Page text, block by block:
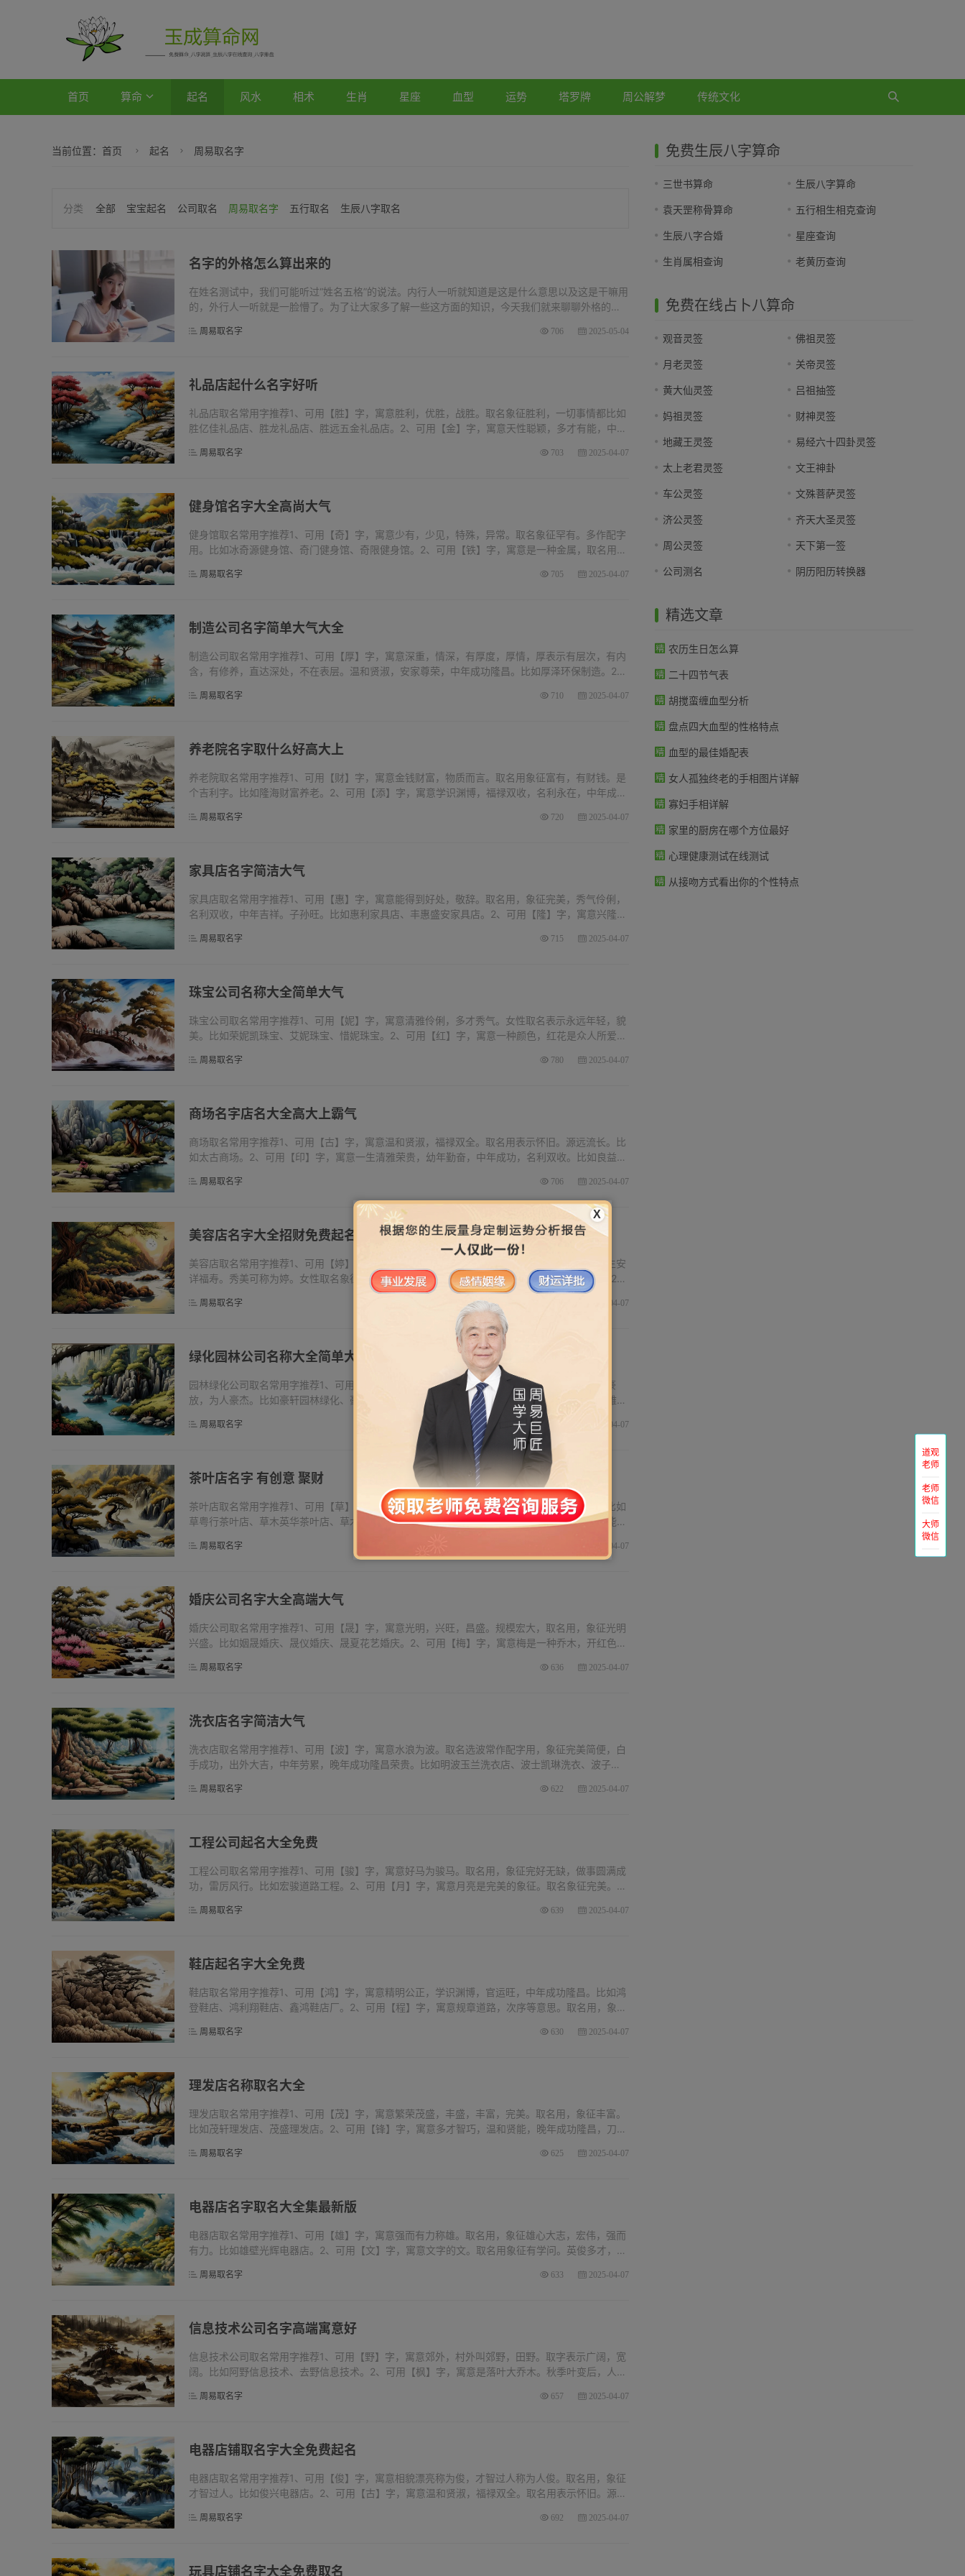
首页 算命 起名 风水 相术 生肖 星座 血型 运势 塔罗牌 周公解梦 传统文化
当前位置： 首页 起名 周易取名字
全部 宝宝起名 公司取名 周易取名字 五行取名 生辰八字取名
名字的外格怎么算出来的
在姓名测试中，我们可能听过“姓名五格”的说法。内行人一听就知道是这是什么意思以及这是干嘛用
的，外行人一听就是一脸懵了。为了让大家多了解一些这方面的知识，今天我们就来聊聊外格的具
格、地格...
周易取名字 706 2025-05-04
礼品店起什么名字好听
礼品店取名常用字推荐1、可用【胜】字，寓意胜利，优胜，战胜。取名象征胜利，一切事情都比如
胜亿佳礼品店、胜龙礼品店、胜远五金礼品店。2、可用【金】字，寓意天性聪颖，多才有能，中年
和富有。...
周易取名字 703 2025-04-07
健身馆名字大全高尚大气
健身馆取名常用字推荐1、可用【奇】字，寓意少有，少见，特殊，异常。取名象征罕有。多作配字
用。比如冰奇源健身馆、奇门健身馆、奇限健身馆。2、可用【铁】字，寓意是一种金属，取名用，
欢乐，...
周易取名字 705 2025-04-07
制造公司名字简单大气大全
制造公司取名常用字推荐1、可用【厚】字，寓意深重，情深，有厚度，厚情，厚表示有层次，有内
含，有修养，直达深处，不在表层。温和贤淑，安家尊荣，中年成功隆昌。比如厚泽环保制造。2、
用制造。...
周易取名字 710 2025-04-07
养老院名字取什么好高大上
养老院取名常用字推荐1、可用【财】字，寓意金钱财富，物质而言。取名用象征富有，有财钱。是
个吉利字。比如隆海财富养老。2、可用【添】字，寓意学识渊博，福禄双收，名利永在，中年成
富，多才贤...
周易取名字 720 2025-04-07
家具店名字简洁大气
家具店取名常用字推荐1、可用【惠】字，寓意能得到好处，敬辞。取名用，象征完美，秀气伶俐，
名利双收，中年吉祥。子孙旺。比如惠利家具店、丰惠盛安家具店。2、可用【隆】字，寓意兴隆，
【灿】...
周易取名字 715 2025-04-07
珠宝公司名称大全简单大气
珠宝公司取名常用字推荐1、可用【妮】字，寓意清雅伶俐，多才秀气。女性取名表示永远年轻，貌
美。比如荣妮凯珠宝、艾妮珠宝、惜妮珠宝。2、可用【红】字，寓意一种颜色，红花是众人所爱
宝、国中红珠...
周易取名字 780 2025-04-07
商场名字店名大全高大上霸气
商场取名常用字推荐1、可用【古】字，寓意温和贤淑，福禄双全。取名用表示怀旧。源远流长。比
如太古商场。2、可用【印】字，寓意一生清雅荣贵，幼年勤奋，中年成功，名利双收。比如良益印
舜商场...
周易取名字 706 2025-04-07
美容店名字大全招财免费起名
美容店取名常用字推荐1、可用【婷】字，寓意温和贤淑，心直口快，多才清雅，中年昌隆，一生安
详福寿。秀美可称为婷。女性取名象征秀美。比如斗南美婷美容店、纤婷美容店、婷雅美容店。2、
可用【金】字，寓意天性聪颖，多才有能，中年成功昌隆。金指一种金属元素，通称金子，是十分
贵重的金...
周易取名字 2025-04-07
绿化园林公司名称大全简单大气
园林绿化公司取名常用字推荐1、可用【豪】字，寓意出外吉祥，福禄双收，取名用，象征性格豪
放，为人豪杰。比如豪轩园林绿化、豪翔园林绿化、庆豪园林绿化。2、可用【雅】字，寓意文雅，
不俗气，美，标致。英俊多才，秀气贤淑，中年吉祥，晚年昌隆。取名用，象征文雅，正直，雅
儒。比如绿雅...
周易取名字 2025-04-07
茶叶店名字 有创意 聚财
茶叶店取名常用字推荐1、可用【草】字，寓意外观幸福，晚年吉祥。命里喜木者，取名较佳。比如
草粤行茶叶店、草木英华茶叶店、草木本善茶叶店。2、可用【怡】字，寓意清雅秀气，温和贤能，
用【台...
周易取名字 2025-04-07
婚庆公司名字大全高端大气
婚庆公司取名常用字推荐1、可用【晟】字，寓意光明，兴旺，昌盛。规模宏大，取名用，象征光明
兴盛。比如姻晟婚庆、晟仪婚庆、晟夏花艺婚庆。2、可用【梅】字，寓意梅是一种乔木，开红色或
庆。3、...
周易取名字 636 2025-04-07
洗衣店名字简洁大气
洗衣店取名常用字推荐1、可用【波】字，寓意水浪为波。取名选波常作配字用，象征完美简便，白
手成功，出外大吉，中年劳累，晚年成功隆昌荣贵。比如明波玉兰洗衣店、波士凯琳洗衣、波子洗
完美。常...
周易取名字 622 2025-04-07
工程公司起名大全免费
工程公司取名常用字推荐1、可用【骏】字，寓意好马为骏马。取名用，象征完好无缺，做事圆满成
功，雷厉风行。比如宏骏道路工程。2、可用【月】字，寓意月亮是完美的象征。取名象征完美。中
涛，波...
周易取名字 639 2025-04-07
鞋店起名字大全免费
鞋店取名常用字推荐1、可用【鸿】字，寓意精明公正，学识渊博，官运旺，中年成功隆昌。比如鸿
登鞋店、鸿利翔鞋店、鑫鸿鞋店厂。2、可用【程】字，寓意规章道路，次序等意思。取名用，象征
用，象...
周易取名字 630 2025-04-07
理发店名称取名大全
理发店取名常用字推荐1、可用【茂】字，寓意繁荣茂盛，丰盛，丰富，完美。取名用，象征丰富。
比如茂轩理发店、茂盛理发店。2、可用【锋】字，寓意多才智巧，温和贤能，晚年成功隆昌，刀的
祥，出外...
周易取名字 625 2025-04-07
电器店名字取名大全集最新版
电器店取名常用字推荐1、可用【雄】字，寓意强而有力称雄。取名用，象征雄心大志，宏伟，强而
有力。比如雄壁光辉电器店。2、可用【文】字，寓意文字的文。取名用象征有学问。英俊多才，清
贤淑，...
周易取名字 633 2025-04-07
信息技术公司名字高端寓意好
信息技术公司取名常用字推荐1、可用【野】字，寓意郊外，村外叫郊野，田野。取字表示广阔，宽
阔。比如阿野信息技术、去野信息技术。2、可用【枫】字，寓意是落叶大乔木。秋季叶变后，人称
比如华枫...
周易取名字 657 2025-04-07
电器店铺取名字大全免费起名
电器店取名常用字推荐1、可用【俊】字，寓意相貌漂亮称为俊，才智过人称为人俊。取名用，象征
才智过人。比如俊兴电器店。2、可用【古】字，寓意温和贤淑，福禄双全。取名用表示怀旧。源远
帅先，...
周易取名字 692 2025-04-07
玩具店铺名字大全免费取名
免费生辰八字算命
三世书算命 生辰八字算命
袁天罡称骨算命 五行相生相克查询
生辰八字合婚 星座查询
生肖属相查询 老黄历查询
免费在线占卜八算命
观音灵签 佛祖灵签
月老灵签 关帝灵签
黄大仙灵签 吕祖抽签
妈祖灵签 财神灵签
地藏王灵签 易经六十四卦灵签
太上老君灵签 文王神卦
车公灵签 文殊菩萨灵签
济公灵签 齐天大圣灵签
周公灵签 天下第一签
公司测名 阴历阳历转换器
精选文章
农历生日怎么算
二十四节气表
胡搅蛮缠血型分析
盘点四大血型的性格特点
血型的最佳婚配表
女人孤独终老的手相图片详解
寡妇手相详解
家里的厨房在哪个方位最好
心理健康测试在线测试
从接吻方式看出你的个性特点
道观
老师
老师
微信
大师
微信
X